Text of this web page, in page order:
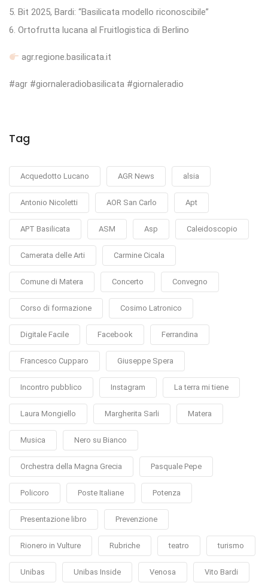
5. Bit 2025, Bardi: “Basilicata modello riconoscibile”
6. Ortofrutta lucana al Fruitlogistica di Berlino
agr.regione.basilicata.it
#agr #giornaleradiobasilicata #giornaleradio
Tag
Acquedotto Lucano AGR News alsia
Antonio Nicoletti AOR San Carlo Apt
APT Basilicata ASM Asp Caleidoscopio
Camerata delle Arti Carmine Cicala
Comune di Matera Concerto Convegno
Corso di formazione Cosimo Latronico
Digitale Facile Facebook Ferrandina
Francesco Cupparo Giuseppe Spera
Incontro pubblico Instagram La terra mi tiene
Laura Mongiello Margherita Sarli Matera
Musica Nero su Bianco
Orchestra della Magna Grecia Pasquale Pepe
Policoro Poste Italiane Potenza
Presentazione libro Prevenzione
Rionero in Vulture Rubriche teatro turismo
Unibas Unibas Inside Venosa Vito Bardi